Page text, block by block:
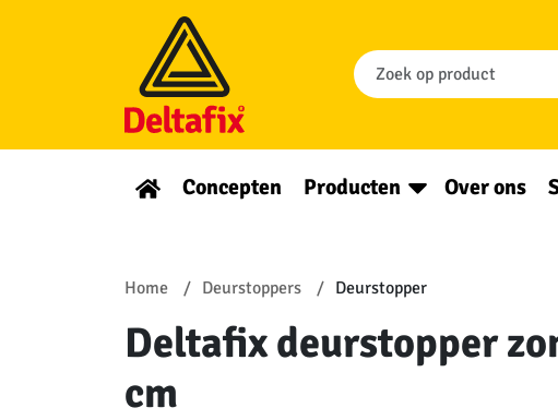
Concepten Producten Over ons
Home Deurstoppers Deurstopper
Deltafix deurstopper
cm